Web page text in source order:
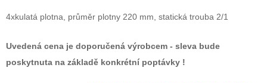
4xkulatá plotna, průměr plotny 220 mm, statická trouba 2/1
Uvedená cena je doporučená výrobcem - sleva bude
poskytnuta na základě konkrétní poptávky !